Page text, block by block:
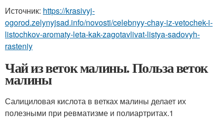
Источник: https://krasivyj-
ogorod.zelynyjsad.info/novosti/celebnyy-chay-iz-vetochek-i-
listochkov-aromaty-leta-kak-zagotavlivat-listya-sadovyh-
rasteniy
Чай из веток малины. Польза веток
малины
Салициловая кислота в ветках малины делает их
полезными при ревматизме и полиартритах.1